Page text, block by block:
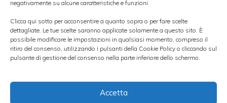
negativamente su alcune caratteristiche e funzioni.
Clicca qui sotto per acconsentire a quanto sopra o per fare scelte
dettagliate. Le tue scelte saranno applicate solamente a questo sito. È
possibile modificare le impostazioni in qualsiasi momento, compreso il
ritiro del consenso, utilizzando i pulsanti della Cookie Policy o cliccando sul
pulsante di gestione del consenso nella parte inferiore dello schermo.
Accetta
libera
Categorie
Investimenti